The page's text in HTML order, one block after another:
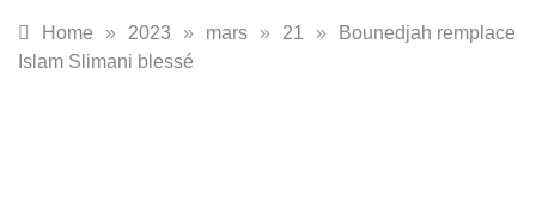
Home » 2023 » mars » 21 »
Bounedjah remplace
Islam Slimani blessé